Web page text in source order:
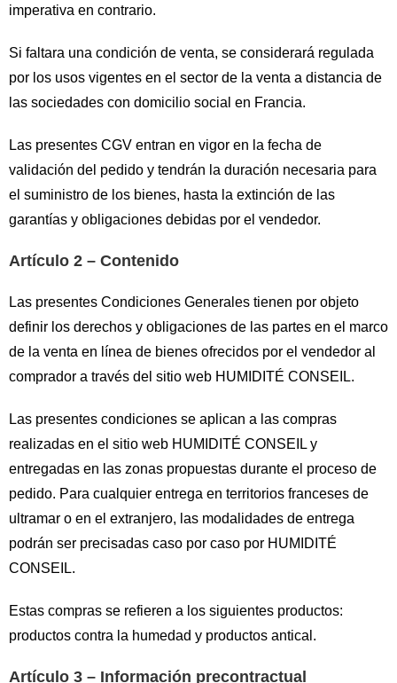
imperativa en contrario.
Si faltara una condición de venta, se considerará regulada
por los usos vigentes en el sector de la venta a distancia de
las sociedades con domicilio social en Francia.
Las presentes CGV entran en vigor en la fecha de
validación del pedido y tendrán la duración necesaria para
el suministro de los bienes, hasta la extinción de las
garantías y obligaciones debidas por el vendedor.
Artículo 2 – Contenido
Las presentes Condiciones Generales tienen por objeto
definir los derechos y obligaciones de las partes en el marco
de la venta en línea de bienes ofrecidos por el vendedor al
comprador a través del sitio web HUMIDITÉ CONSEIL.
Las presentes condiciones se aplican a las compras
realizadas en el sitio web HUMIDITÉ CONSEIL y
entregadas en las zonas propuestas durante el proceso de
pedido. Para cualquier entrega en territorios franceses de
ultramar o en el extranjero, las modalidades de entrega
podrán ser precisadas caso por caso por HUMIDITÉ
CONSEIL.
Estas compras se refieren a los siguientes productos:
productos contra la humedad y productos antical.
Artículo 3 – Información precontractual